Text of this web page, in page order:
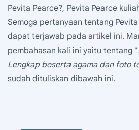
Pevita Pearce?, Pevita Pearce
Semoga pertanyaan tentang
dapat terjawab pada artikel ini.
pembahasan kali ini yaitu tentang "
Lengkap beserta agama dan foto
sudah dituliskan dibawah ini.